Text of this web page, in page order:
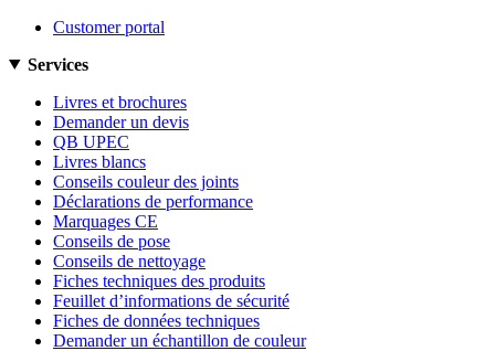
Customer portal
Services
Livres et brochures
Demander un devis
QB UPEC
Livres blancs
Conseils couleur des joints
Déclarations de performance
Marquages CE
Conseils de pose
Conseils de nettoyage
Fiches techniques des produits
Feuillet d’informations de sécurité
Fiches de données techniques
Demander un échantillon de couleur